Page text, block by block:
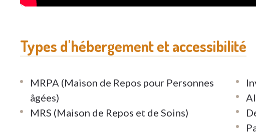
Types d'hébergement et accessibilité
MRPA (Maison de Repos pour Personnes
âgées)
MRS (Maison de Repos et de Soins)